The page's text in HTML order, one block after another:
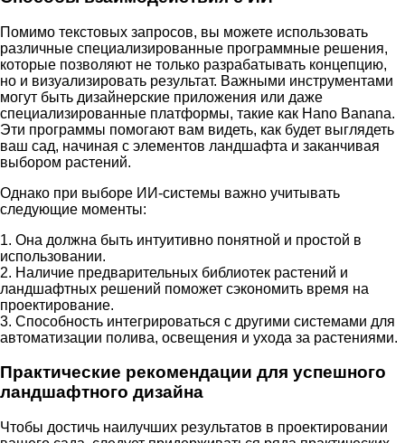
Помимо текстовых запросов, вы можете использовать
различные специализированные программные решения,
которые позволяют не только разрабатывать концепцию,
но и визуализировать результат. Важными инструментами
могут быть дизайнерские приложения или даже
специализированные платформы, такие как Нano Banana.
Эти программы помогают вам видеть, как будет выглядеть
ваш сад, начиная с элементов ландшафта и заканчивая
выбором растений.
Однако при выборе ИИ-системы важно учитывать
следующие моменты:
1. Она должна быть интуитивно понятной и простой в
использовании.
2. Наличие предварительных библиотек растений и
ландшафтных решений поможет сэкономить время на
проектирование.
3. Способность интегрироваться с другими системами для
автоматизации полива, освещения и ухода за растениями.
Практические рекомендации для успешного
ландшафтного дизайна
Чтобы достичь наилучших результатов в проектировании